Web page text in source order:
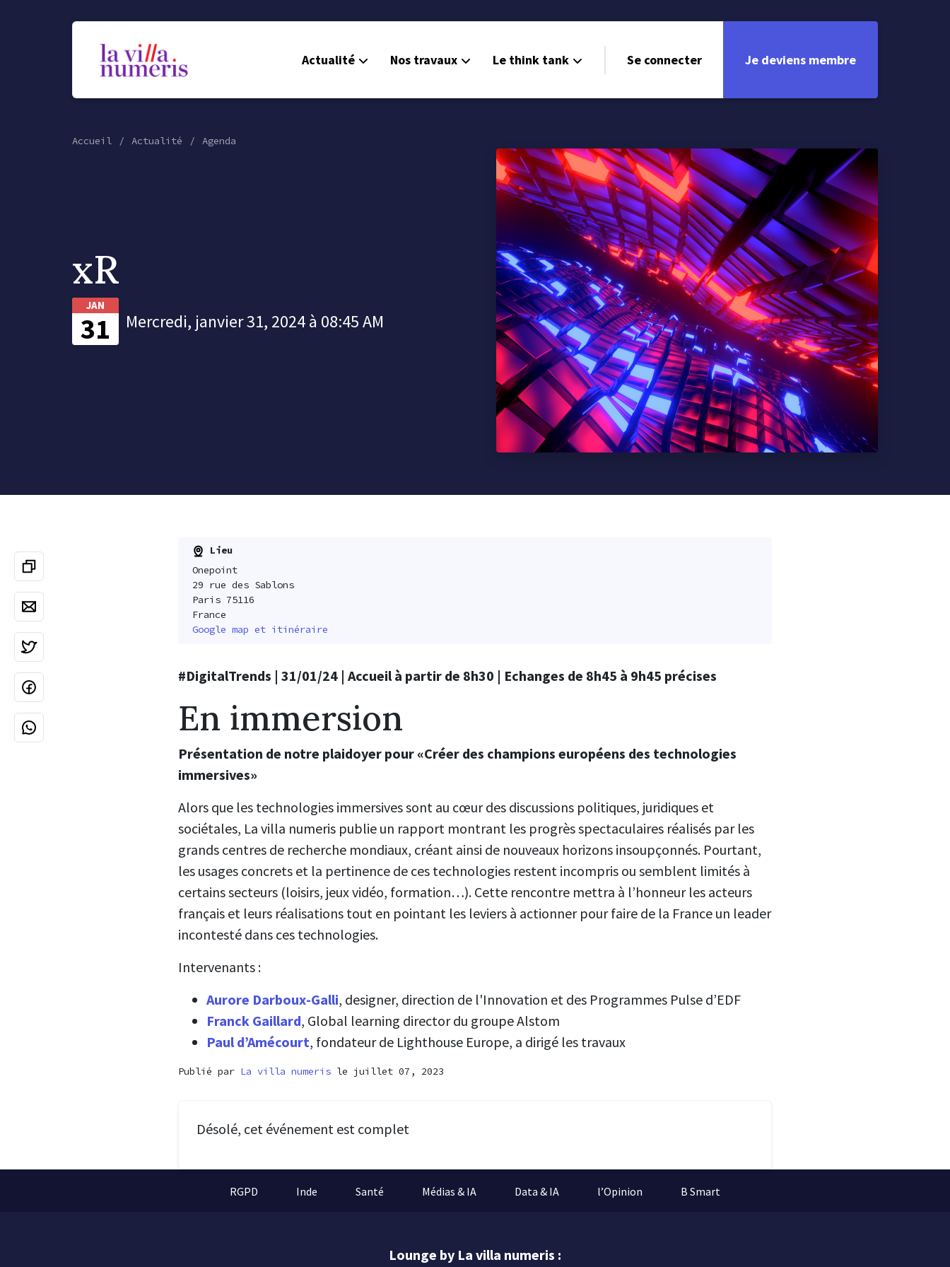
Actualité Nos travaux Le think tank Se connecter Je deviens membre
Accueil Actualité Agenda
xR
JAN
31 Mercredi, janvier 31, 2024 à 08:45 AM
Lieu
Onepoint
29 rue des Sablons
Paris 75116
France
Google map et itinéraire
#DigitalTrends | 31/01/24 | Accueil à partir de 8h30 | Echanges de 8h45 à 9h45 précises
En immersion
Présentation de notre plaidoyer pour «Créer des champions européens des technologies
immersives»
Alors que les technologies immersives sont au cœur des discussions politiques, juridiques et
sociétales, La villa numeris publie un rapport montrant les progrès spectaculaires réalisés par les
grands centres de recherche mondiaux, créant ainsi de nouveaux horizons insoupçonnés. Pourtant,
les usages concrets et la pertinence de ces technologies restent incompris ou semblent limités à
certains secteurs (loisirs, jeux vidéo, formation…). Cette rencontre mettra à l’honneur les acteurs
français et leurs réalisations tout en pointant les leviers à actionner pour faire de la France un leader
incontesté dans ces technologies.
Intervenants :
Aurore Darboux-Galli, designer, direction de l'Innovation et des Programmes Pulse d’EDF
Franck Gaillard, Global learning director du groupe Alstom
Paul d’Amécourt, fondateur de Lighthouse Europe, a dirigé les travaux
Publié par La villa numeris le juillet 07, 2023
Désolé, cet événement est complet
RGPD Inde Santé Médias & IA Data & IA l’Opinion B Smart
Lounge by La villa numeris :